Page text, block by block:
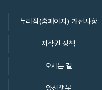
누리집(홈페이지) 개선사항
저작권 정책
오시는 길
양산챗봇